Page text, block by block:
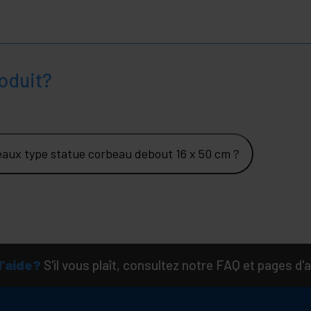
type statue corbeau debout 16 x 50 cm ?
S'il vous plaît, consultez notre FAQ et pages